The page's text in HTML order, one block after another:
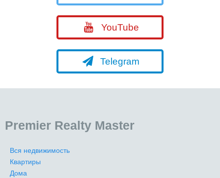
YouTube
Telegram
Premier Realty Master
Вся недвижимость
Квартиры
Дома